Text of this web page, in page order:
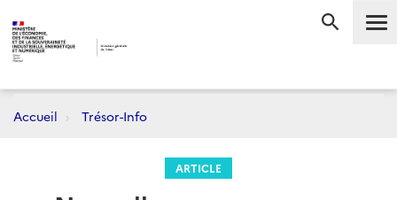
Accueil Trésor-Info
ARTICLE